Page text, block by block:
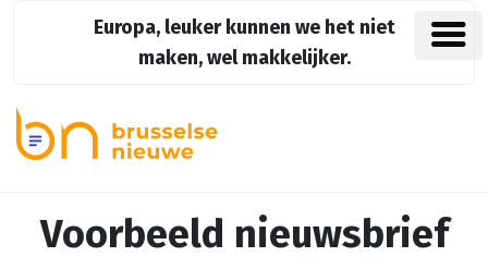
Europa, leuker kunnen we het niet
maken, wel makkelijker.
Voorbeeld nieuwsbrief